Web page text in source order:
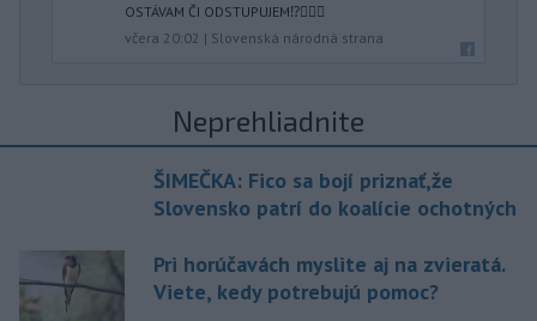
OSTÁVAM ČI ODSTUPUJEM⁉️🤷🏻‍♂️
včera 20:02 | Slovenská národná strana
Neprehliadnite
ŠIMEČKA: Fico sa bojí priznať,že
Slovensko patrí do koalície ochotných
Pri horúčavách myslite aj na zvieratá.
Viete, kedy potrebujú pomoc?